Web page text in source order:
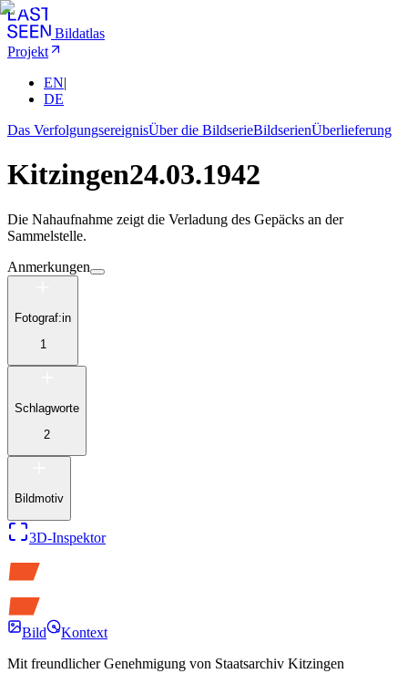
Bildatlas
Projekt
EN|
DE
Das VerfolgungsereignisÜber die BildserieBildserienÜberlieferung
Kitzingen24.03.1942
Die Nahaufnahme zeigt die Verladung des Gepäcks an der
Sammelstelle.
Anmerkungen
Fotograf:in
1
Schlagworte
2
Bildmotiv
3D-Inspektor
Bild
Kontext
Mit freundlicher Genehmigung von Staatsarchiv Kitzingen